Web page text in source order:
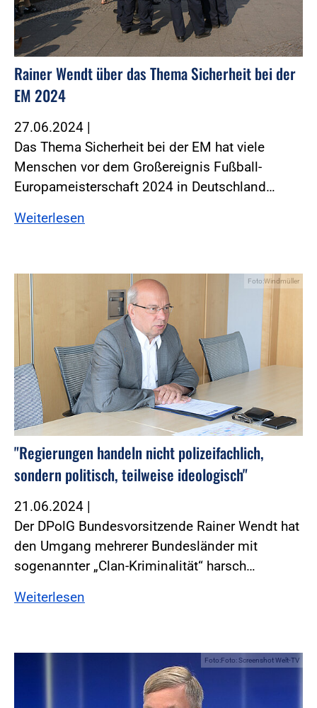
Rainer Wendt über das Thema Sicherheit bei der
EM 2024
27.06.2024 |
Das Thema Sicherheit bei der EM hat viele
Menschen vor dem Großereignis Fußball-
Europameisterschaft 2024 in Deutschland…
Weiterlesen
Foto:Windmüller
"Regierungen handeln nicht polizeifachlich,
sondern politisch, teilweise ideologisch"
21.06.2024 |
Der DPolG Bundesvorsitzende Rainer Wendt hat
den Umgang mehrerer Bundesländer mit
sogenannter „Clan-Kriminalität“ harsch…
Weiterlesen
Foto:Foto: Screenshot Welt-TV